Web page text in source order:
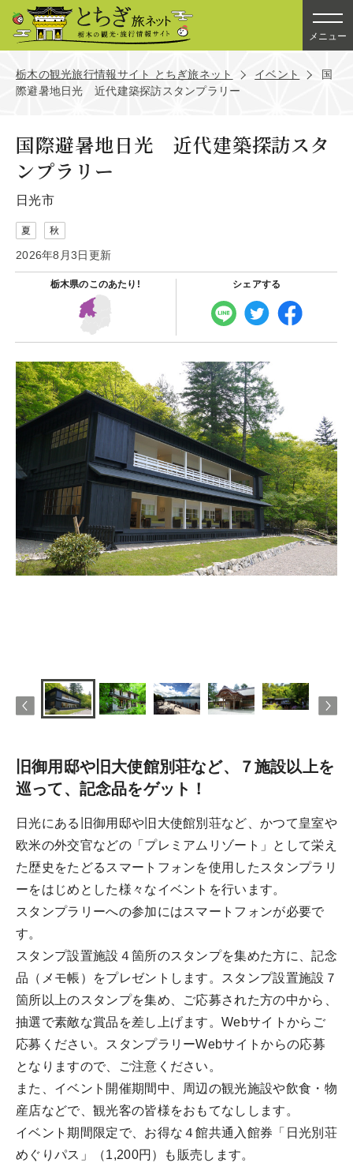
メニュー
栃木の観光旅行情報サイト とちぎ旅ネット イベント
国
際避暑地日光 近代建築探訪スタンプラリー
国際避暑地日光 近代建築探訪スタ
ンプラリー
日光市
夏 秋
2026年8月3日更新
栃木県のこのあたり! シェアする
旧御用邸や旧大使館別荘など、７施設以上を
巡って、記念品をゲット！
日光にある旧御用邸や旧大使館別荘など、かつて皇室や
欧米の外交官などの「プレミアムリゾート」として栄え
た歴史をたどるスマートフォンを使用したスタンプラリ
ーをはじめとした様々なイベントを行います。
スタンプラリーへの参加にはスマートフォンが必要で
す。
スタンプ設置施設４箇所のスタンプを集めた方に、記念
品（メモ帳）をプレゼントします。スタンプ設置施設７
箇所以上のスタンプを集め、ご応募された方の中から、
抽選で素敵な賞品を差し上げます。Webサイトからご
応募ください。スタンプラリーWebサイトからの応募
となりますので、ご注意ください。
また、イベント開催期間中、周辺の観光施設や飲食・物
産店などで、観光客の皆様をおもてなしします。
イベント期間限定で、お得な４館共通入館券「日光別荘
めぐりパス」（1,200円）も販売します。